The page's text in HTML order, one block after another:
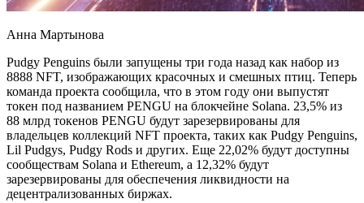
Анна Мартынова
Pudgy Penguins были запущены три года назад как набор из
8888 NFT, изображающих красочных и смешных птиц. Теперь
команда проекта сообщила, что в этом году они выпустят
токен под названием PENGU на блокчейне Solana. 23,5% из
88 млрд токенов PENGU будут зарезервированы для
владельцев коллекций NFT проекта, таких как Pudgy Penguins,
Lil Pudgys, Pudgy Rods и других. Еще 22,02% будут доступны
сообществам Solana и Ethereum, а 12,32% будут
зарезервированы для обеспечения ликвидности на
децентрализованных биржах.